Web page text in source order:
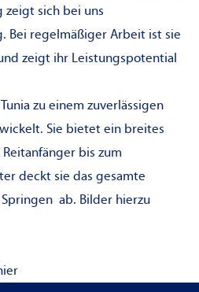
zeigt sich bei uns
Bei regelmäßiger Arbeit ist sie
zeigt ihr Leistungspotential
zu einem zuverlässigen
Sie bietet ein breites
bis zum
deckt sie das gesamte
ab. Bilder hierzu